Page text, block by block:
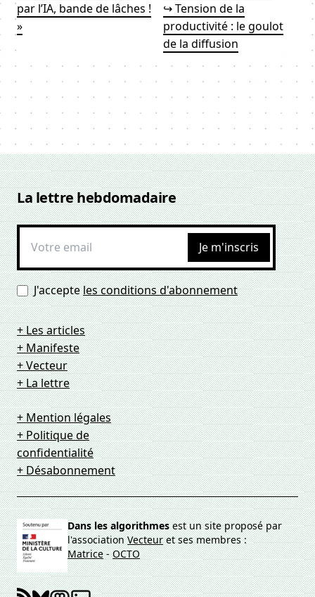
par l’IA, bande de lâches !
»
↪ Tension de la
productivité : le goulot
de la diffusion
La lettre hebdomadaire
Je m'inscris
J'accepteles conditions d'abonnement
+ Les articles
+ Manifeste
+ Vecteur
+ La lettre
+ Mention légales
+ Politique de
confidentialité
+ Désabonnement
Dans les algorithmesest un site proposé par
l'associationVecteuret ses membres :
Matrice-OCTO